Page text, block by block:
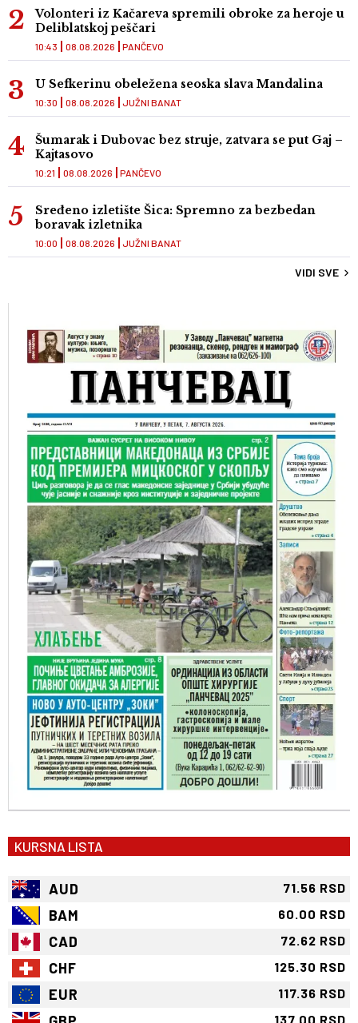
Volonteri iz Kačareva spremili obroke za heroje u
Deliblatskoj peščari
PANČEVO
10:43 08.08.2026
U Sefkerinu obeležena seoska slava Mandalina
JUŽNI BANAT
10:30 08.08.2026
Šumarak i Dubovac bez struje, zatvara se put Gaj –
Kajtasovo
PANČEVO
10:21 08.08.2026
Sređeno izletište Šica: Spremno za bezbedan
boravak izletnika
JUŽNI BANAT
10:00 08.08.2026
VIDI SVE
KURSNA LISTA
AUD 71.56 RSD
BAM 60.00 RSD
CAD 72.62 RSD
CHF 125.30 RSD
EUR 117.36 RSD
137.00 RSD